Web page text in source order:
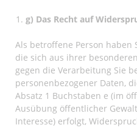
g) Das Recht auf
Als betroffene Person haben
die sich aus ihrer
gegen die Verarbeitung Sie
personenbezogener Daten,
Absatz 1 Buchstaben e (im
Ausübung öffentlicher
Interesse) erfolgt,